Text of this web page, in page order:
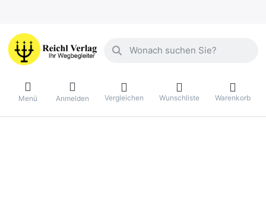
Geben Sie einen Suchbegriff ein.
Menü Anmelden Vergleichen Wunschliste Warenkorb